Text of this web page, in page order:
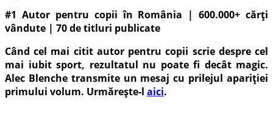
#1 Autor pentru copii în România | 600.000+ cărți
vândute | 70 de titluri publicate
Când cel mai citit autor pentru copii scrie despre cel
mai iubit sport, rezultatul nu poate fi decât magic.
Alec Blenche transmite un mesaj cu prilejul apariției
primului volum. Urmărește-l aici.